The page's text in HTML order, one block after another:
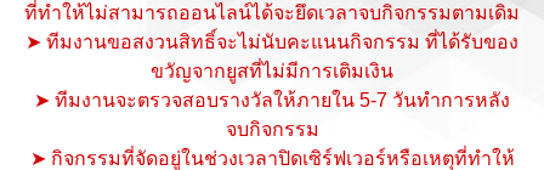
ที่ทำให้ไม่สามารถออนไลน์ได้จะยึดเวลาจบกิจกรรมตามเดิม
➤ ทีมงานขอสงวนสิทธิ์จะไม่นับคะแนนกิจกรรม ที่ได้รับของ
ขวัญจากยูสที่ไม่มีการเติมเงิน
➤ ทีมงานจะตรวจสอบรางวัลให้ภายใน 5-7 วันทำการหลัง
จบกิจกรรม
➤ กิจกรรมที่จัดอยู่ในช่วงเวลาปิดเซิร์ฟเวอร์หรือเหตุที่ทำให้